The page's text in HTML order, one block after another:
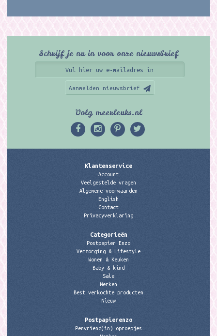
Schrijf je nu in voor onze nieuwsbrief
Aanmelden nieuwsbrief
Volg meerleuks.nl
Klantenservice
Account
Veelgestelde vragen
Algemene voorwaarden
English
Contact
Privacyverklaring
Categorieën
Postpapier Enzo
Verzorging & Lifestyle
Wonen & Keuken
Baby & kind
Sale
Merken
Best verkochte producten
Nieuw
Postpapierenzo
Penvriend(in) oproepjes